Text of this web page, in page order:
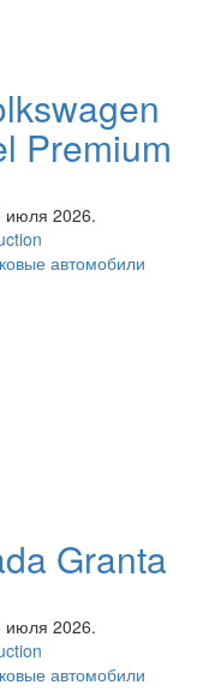
Premium
июля 2026.
автомобили
Granta
июля 2026.
автомобили